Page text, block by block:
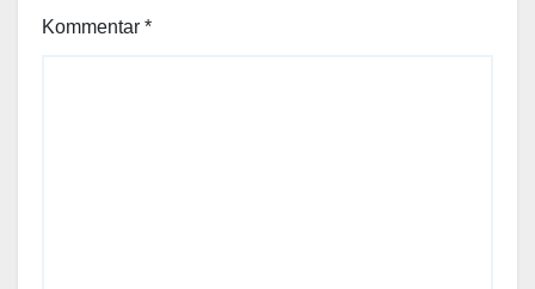
Kommentar *